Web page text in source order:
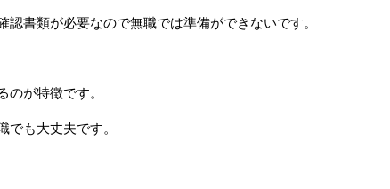
書類が必要なので無職では準備ができないです。
が特徴です。
も大丈夫です。